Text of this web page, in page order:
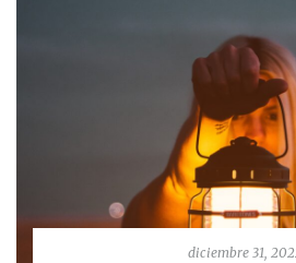
diciembre 31,